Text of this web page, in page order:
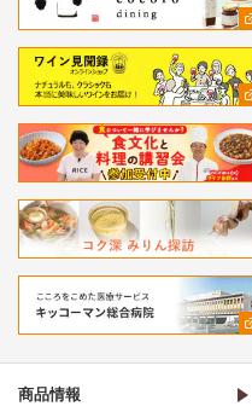
商品情報